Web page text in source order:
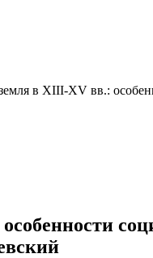
в XIII-XV вв.: